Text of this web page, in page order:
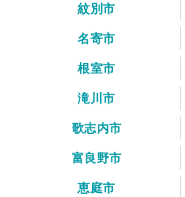
紋別市
名寄市
根室市
滝川市
歌志内市
富良野市
恵庭市